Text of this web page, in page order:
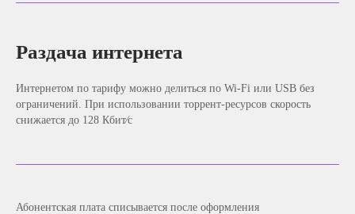
Раздача интернета
Интернетом по тарифу можно делиться по Wi‑Fi или USB без
ограничений. При использовании торрент‑ресурсов скорость
снижается до 128 Кбит⁄с
Абонентская плата списывается после оформления
Я согласен с политикой конфиденциальности